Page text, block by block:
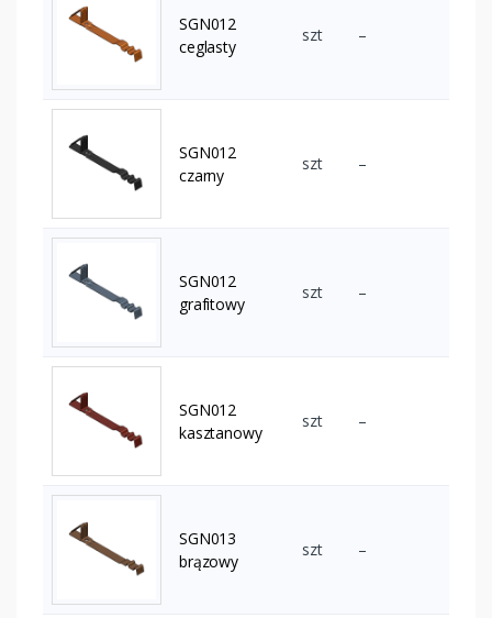
SGN012
ceglasty
szt –
SGN012
czarny
szt –
SGN012
grafitowy
szt –
SGN012
kasztanowy
szt –
SGN013
brązowy
szt –